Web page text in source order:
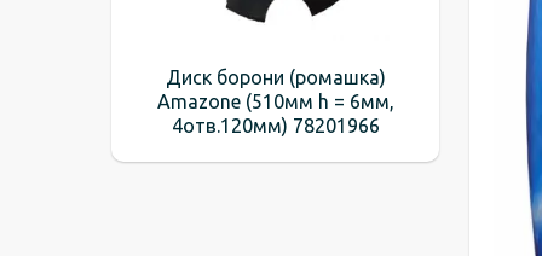
Диск борони (ромашка)
Amazone (510мм h = 6мм,
4отв.120мм) 78201966